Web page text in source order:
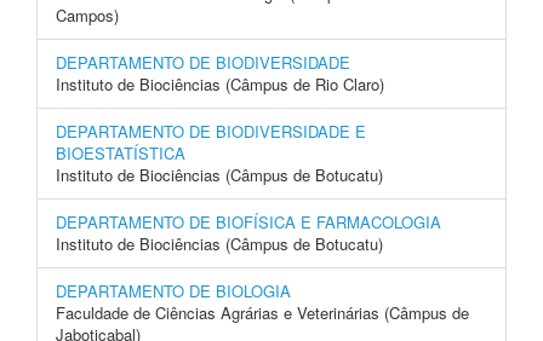
Campos)
DEPARTAMENTO DE BIODIVERSIDADE
Instituto de Biociências (Câmpus de Rio Claro)
DEPARTAMENTO DE BIODIVERSIDADE E
BIOESTATÍSTICA
Instituto de Biociências (Câmpus de Botucatu)
DEPARTAMENTO DE BIOFÍSICA E FARMACOLOGIA
Instituto de Biociências (Câmpus de Botucatu)
DEPARTAMENTO DE BIOLOGIA
Faculdade de Ciências Agrárias e Veterinárias (Câmpus de
Jaboticabal)